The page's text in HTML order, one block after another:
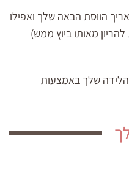
הווסת הבאה שלך ואפילו
מאותו ביוץ ממש)
הלידה שלך באמצעות